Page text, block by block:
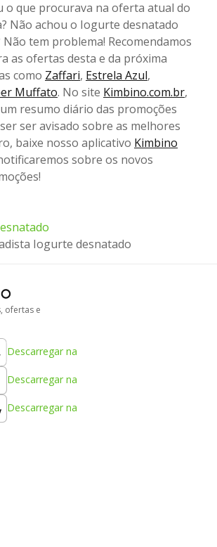
o que procurava na oferta atual do
Não achou o Iogurte desnatado
tem problema! Recomendamos
as ofertas desta e da próxima
como Zaffari, Estrela Azul,
Muffato. No site Kimbino.com.br,
resumo diário das promoções
ser avisado sobre as melhores
baixe nosso aplicativo Kimbino
sobre os novos
Iogurte desnatado
ofertas e
Descarregar na
Descarregar na
Descarregar na